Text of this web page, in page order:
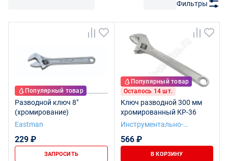
Фильтры
Популярный товар
Разводной ключ 8"
(хромирование)
Eastman
229 ₽
ЗАПРОСИТЬ
Популярный товар
Осталось 14 шт.
Ключ разводной 300 мм
хромированный КР-36
Инструментально-
566 ₽
В КОРЗИНУ